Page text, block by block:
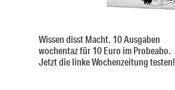
Wissen disst Macht. 10 Ausgaben
wochentaz für 10 Euro im Probeabo.
Jetzt die linke Wochenzeitung testen!